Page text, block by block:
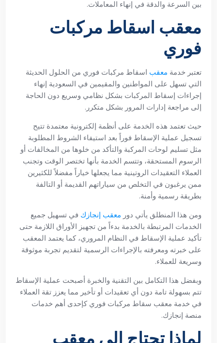
بين السرعة والدقة في إنهاء المعاملات.
معقب اسقاط مركبات
فوري
تعتبر خدمة معقب اسقاط مركبات فوري من الحلول الحديثة
التي تسهل على المواطنين والمقيمين في السعودية إنهاء
إجراءات إسقاط المركبات بشكل نظامي وسريع دون الحاجة
إلى مراجعة إدارات المرور بشكل متكرر.
حيث تعتمد هذه الخدمة على أنظمة إلكترونية معتمدة تتيح
تسجيل عملية الإسقاط فوراً بعد استيفاء الشروط المطلوبة
مثل تسليم لوحات المركبة والتأكد من خلوها من المخالفات أو
الرسوم المستحقة، وتتسم الخدمة بأنها تختصر الوقت وتجنب
العملاء التعقيدات الروتينية مما يجعلها خياراً مفضلاً للكثيرين
ممن يرغبون في التخلص من سياراتهم القديمة أو التالفة
بطريقة رسمية وأمنة.
ومن هذا المنطلق يأتي دور معقب إنجازك في تسهيل جميع
الخدمات المرتبطة بالخدمة بدءاً من تجهيز الأوراق اللازمة حتى
تأكيد عملية الإسقاط في النظام المروري، كما يعتمد المعقب
على خبرته ومعرفته بالإجراءات الرسمية لتقديم تجربة موثوقة
وسريعة للعملاء.
وبفضل هذا التكامل بين التقنية والخبرة أصبحت عملية الإسقاط
تتم بسهولة تامة دون أي تعقيدات أو تأخير مما يعزز تقة العملاء
في خدمة معقب سقاط مركبات فوري كإحدى أهم خدمات
منصة إنجازك.